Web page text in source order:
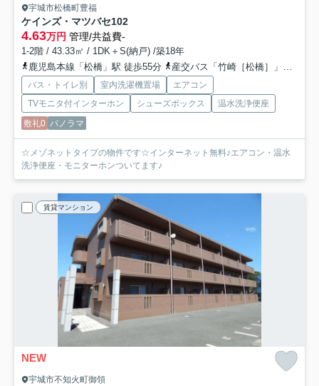
宇城市松橋町豊福
ケインズ・マツバセ102
4.63万円 管理/共益費-
1-2階 / 43.33㎡ / 1DK＋S(納戸) /築18年
鹿児島本線「松橋」駅 徒歩55分
産交バス「竹崎［松橋］」バス停下車 徒歩4分
バス・トイレ別 室内洗濯機置場
エアコン
TVモニタ付インターホン
シューズボックス
温水洗浄便座
敷礼0 パノラマ
☆メゾネットタイプの物件です☆インターネット無料♪エアコン・温水
洗浄便座・モニターホンついてます♪
賃貸マンション
NEW
宇城市不知火町御領